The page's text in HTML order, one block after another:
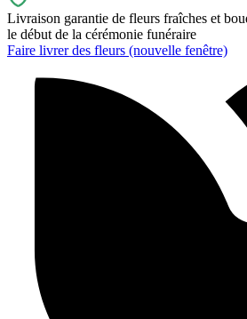
Livraison garantie de fleurs fraîches et
le début de la cérémonie funéraire
Faire livrer des fleurs (nouvelle fenêtre)